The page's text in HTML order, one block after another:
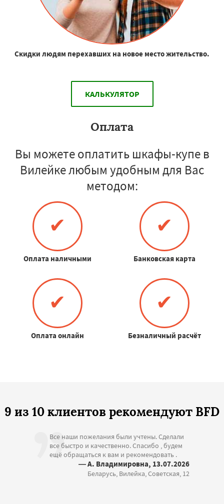
Скидки людям перехавших на новое место жительство.
КАЛЬКУЛЯТОР
Оплата
Вы можете оплатить шкафы-купе в
Вилейке любым удобным для Вас
методом:
✔
Оплата наличными
✔
Банковская карта
✔
Оплата онлайн
✔
Безналичный расчёт
9 из 10 клиентов рекомендуют BFD
Все наши пожелания были учтены. Сделали
все быстро и качественно. Спасибо , будем
ещё обращаться к вам и рекомендовать .
— А. Владимировна, 13.07.2026
Беларусь, Вилейка, Советская, 12